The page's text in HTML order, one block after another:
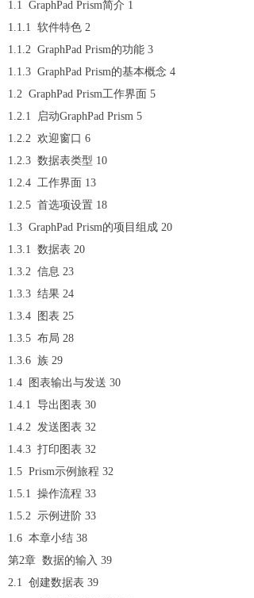
1.1 GraphPad Prism简介 1
1.1.1 软件特色 2
1.1.2 GraphPad Prism的功能 3
1.1.3 GraphPad Prism的基本概念 4
1.2 GraphPad Prism工作界面 5
1.2.1 启动GraphPad Prism 5
1.2.2 欢迎窗口 6
1.2.3 数据表类型 10
1.2.4 工作界面 13
1.2.5 首选项设置 18
1.3 GraphPad Prism的项目组成 20
1.3.1 数据表 20
1.3.2 信息 23
1.3.3 结果 24
1.3.4 图表 25
1.3.5 布局 28
1.3.6 族 29
1.4 图表输出与发送 30
1.4.1 导出图表 30
1.4.2 发送图表 32
1.4.3 打印图表 32
1.5 Prism示例旅程 32
1.5.1 操作流程 33
1.5.2 示例进阶 33
1.6 本章小结 38
第2章 数据的输入 39
2.1 创建数据表 39